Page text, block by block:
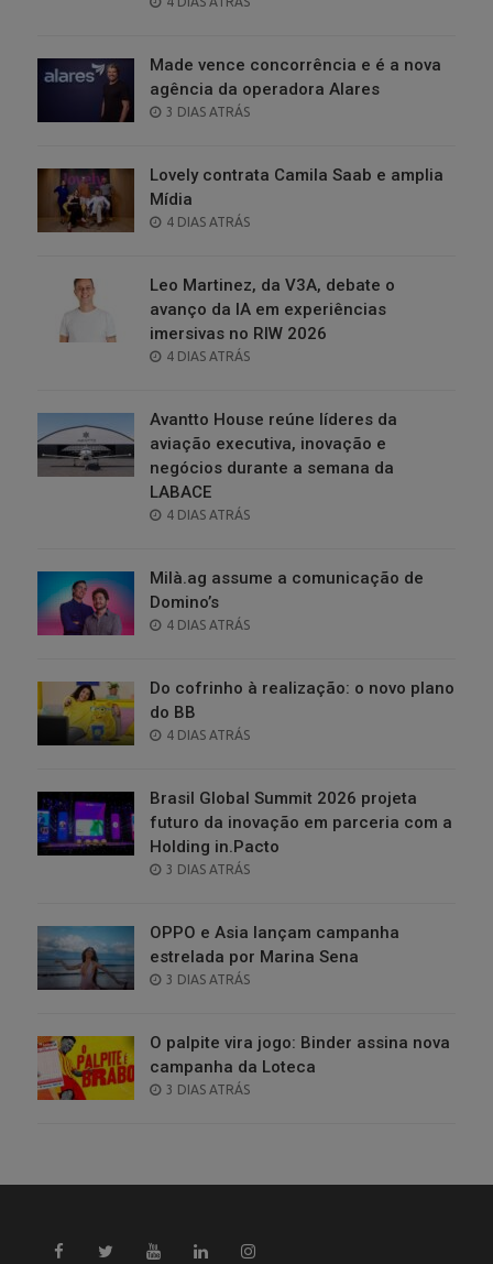
Made vence concorrência e é a nova
agência da operadora Alares
POSTED
3 DIAS ATRÁS
Lovely contrata Camila Saab e amplia
Mídia
POSTED
4 DIAS ATRÁS
Leo Martinez, da V3A, debate o
avanço da IA em experiências
imersivas no RIW 2026
POSTED
4 DIAS ATRÁS
Avantto House reúne líderes da
aviação executiva, inovação e
negócios durante a semana da
LABACE
POSTED
4 DIAS ATRÁS
Milà.ag assume a comunicação de
Domino’s
POSTED
4 DIAS ATRÁS
Do cofrinho à realização: o novo plano
do BB
POSTED
4 DIAS ATRÁS
Brasil Global Summit 2026 projeta
futuro da inovação em parceria com a
Holding in.Pacto
POSTED
3 DIAS ATRÁS
OPPO e Asia lançam campanha
estrelada por Marina Sena
POSTED
3 DIAS ATRÁS
O palpite vira jogo: Binder assina nova
campanha da Loteca
POSTED
3 DIAS ATRÁS